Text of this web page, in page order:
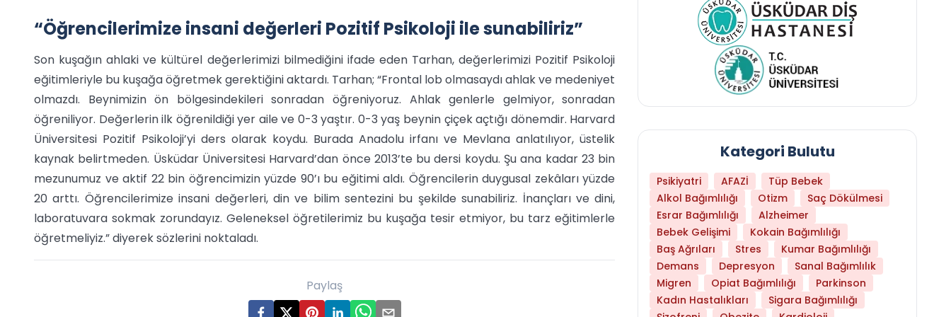
“Öğrencilerimize insani değerleri Pozitif Psikoloji ile sunabiliriz”
Son kuşağın ahlaki ve kültürel değerlerimizi bilmediğini ifade eden Tarhan, değerlerimizi Pozitif Psikoloji
eğitimleriyle bu kuşağa öğretmek gerektiğini aktardı. Tarhan; “Frontal lob olmasaydı ahlak ve medeniyet
olmazdı. Beynimizin ön bölgesindekileri sonradan öğreniyoruz. Ahlak genlerle gelmiyor, sonradan
öğreniliyor. Değerlerin ilk öğrenildiği yer aile ve 0-3 yaştır. 0-3 yaş beynin çiçek açtığı dönemdir. Harvard
Üniversitesi Pozitif Psikoloji’yi ders olarak koydu. Burada Anadolu irfanı ve Mevlana anlatılıyor, üstelik
kaynak belirtmeden. Üsküdar Üniversitesi Harvard’dan önce 2013’te bu dersi koydu. Şu ana kadar 23 bin
mezunumuz ve aktif 22 bin öğrencimizin yüzde 90’ı bu eğitimi aldı. Öğrencilerin duygusal zekâları yüzde
20 arttı. Öğrencilerimize insani değerleri, din ve bilim sentezini bu şekilde sunabiliriz. İnançları ve dini,
laboratuvara sokmak zorundayız. Geleneksel öğretilerimiz bu kuşağa tesir etmiyor, bu tarz eğitimlerle
öğretmeliyiz.” diyerek sözlerini noktaladı.
Paylaş
Kategori Bulutu
Psikiyatri AFAZİ
Tüp Bebek
Alkol Bağımlılığı
Otizm
Saç Dökülmesi
Esrar Bağımlılığı
Alzheimer
Bebek Gelişimi
Kokain Bağımlılığı
Baş Ağrıları
Stres
Kumar Bağımlılığı
Demans
Depresyon
Sanal Bağımlılık
Migren
Opiat Bağımlılığı
Parkinson
Kadın Hastalıkları
Sigara Bağımlılığı